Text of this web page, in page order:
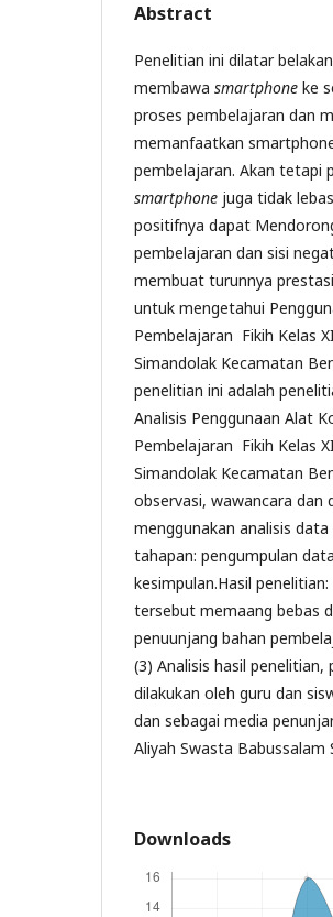
Abstract
Penelitian ini dilatar
membawa smartphone ke
proses pembelajaran dan
memanfaatkan
pembelajaran. Akan tetapi
smartphone juga tidak
positifnya dapat
pembelajaran dan sisi
membuat turunnya
untuk mengetahui
Pembelajaran Fikih Kelas
Simandolak Kecamatan
penelitian ini adalah
Analisis Penggunaan Alat
Pembelajaran Fikih Kelas
Simandolak Kecamatan
observasi, wawancara dan
menggunakan analisis
tahapan: pengumpulan
kesimpulan.Hasil
tersebut memaang bebas
penuunjang bahan
(3) Analisis hasil penelitian,
dilakukan oleh guru dan
dan sebagai media
Aliyah Swasta
Downloads